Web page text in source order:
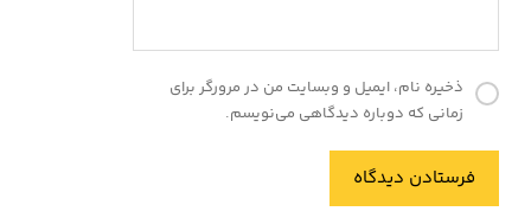
ذخیره نام، ایمیل و وبسایت من در مرورگر برای
زمانی که دوباره دیدگاهی می‌نویسم.
فرستادن دیدگاه